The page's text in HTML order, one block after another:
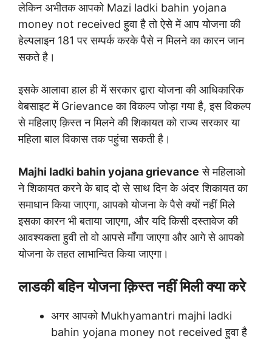
लेकिन अभीतक आपको Mazi ladki bahin yojana
money not received हुवा है तो ऐसे में आप योजना की
हेल्पलाइन 181 पर सम्पर्क करके पैसे न मिलने का कारन जान
सकते है।
इसके आलावा हाल ही में सरकार द्वारा योजना की आधिकारिक
वेबसाइट में Grievance का विकल्प जोड़ा गया है, इस विकल्प
से महिलाए क़िस्त न मिलने की शिकायत को राज्य सरकार या
महिला बाल विकास तक पहुंचा सकती है।
Majhi ladki bahin yojana grievance से महिलाओ
ने शिकायत करने के बाद दो से साथ दिन के अंदर शिकायत का
समाधान किया जाएगा, आपको योजना के पैसे क्यों नहीं मिले
इसका कारन भी बताया जाएगा, और यदि किसी दस्तावेज की
आवश्यकता हुवी तो वो आपसे माँगा जाएगा और आगे से आपको
योजना के तहत लाभान्वित किया जाएगा।
लाडकी बहिन योजना क़िस्त नहीं मिली क्या करे
अगर आपको Mukhyamantri majhi ladki
bahin yojana money not received हुवा है